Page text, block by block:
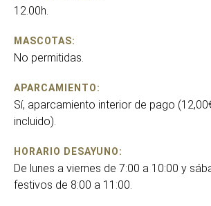
12.00h.
MASCOTAS:
No permitidas.
APARCAMIENTO:
Sí, aparcamiento interior de pago
incluido).
HORARIO DESAYUNO:
De lunes a viernes de 7:00 a 10:00 y
festivos de 8:00 a 11:00.